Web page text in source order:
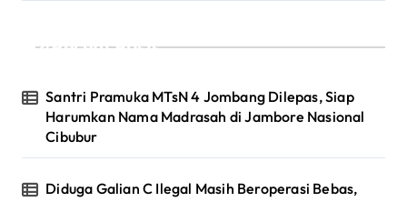
Recent Posts
Santri Pramuka MTsN 4 Jombang Dilepas, Siap
Harumkan Nama Madrasah di Jambore Nasional
Cibubur
Diduga Galian C Ilegal Masih Beroperasi Bebas,